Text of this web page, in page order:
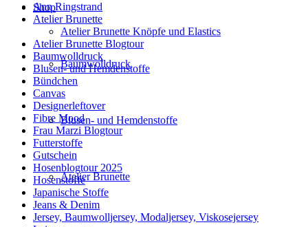
Shop
Baumwolldruck
Blusen- und Hemdenstoffe
Atelier Brunette
Ann Ringstrand
Atelier Brunette
Atelier Brunette Knöpfe und Elastics
Atelier Brunette Blogtour
Baumwolldruck
Blusen- und Hemdenstoffe
Bündchen
Canvas
Designerleftover
Fibre Mood
Frau Marzi Blogtour
Futterstoffe
Gutschein
Hosenblogtour 2025
Hosenstoffe
Japanische Stoffe
Jeans & Denim
Jersey, Baumwolljersey, Modaljersey, Viskosejersey